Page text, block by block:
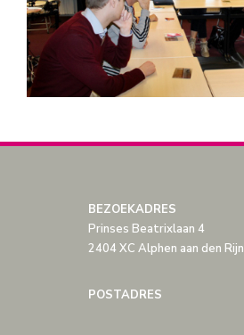
BEZOEKADRES
Prinses Beatrixlaan 4
2404 XC Alphen aan den Rijn
POSTADRES